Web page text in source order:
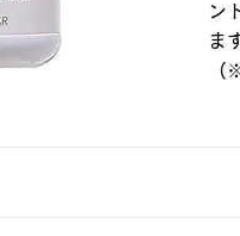
ン
ま
（